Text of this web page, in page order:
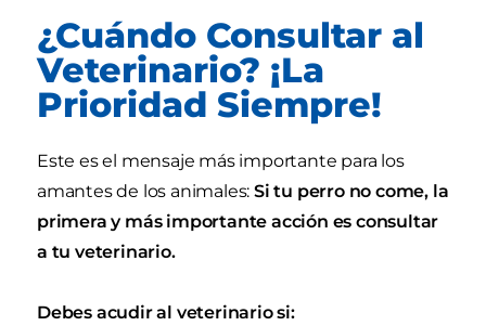
¿Cuándo Consultar al
Veterinario? ¡La
Prioridad Siempre!
Este es el mensaje más importante para los
amantes de los animales: Si tu perro no come, la
primera y más importante acción es consultar
a tu veterinario.
Debes acudir al veterinario si: